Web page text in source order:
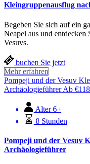
Kleingruppenausflug
Begeben Sie sich auf ein
Neapel aus und
Vesuvs.
buchen Sie jetzt
Mehr erfahren
Pompeji und der Vesuv
Archäologieführer Ab €
Alter 6+
8 Stunden
Pompeji und der Vesuv
Archäologieführer